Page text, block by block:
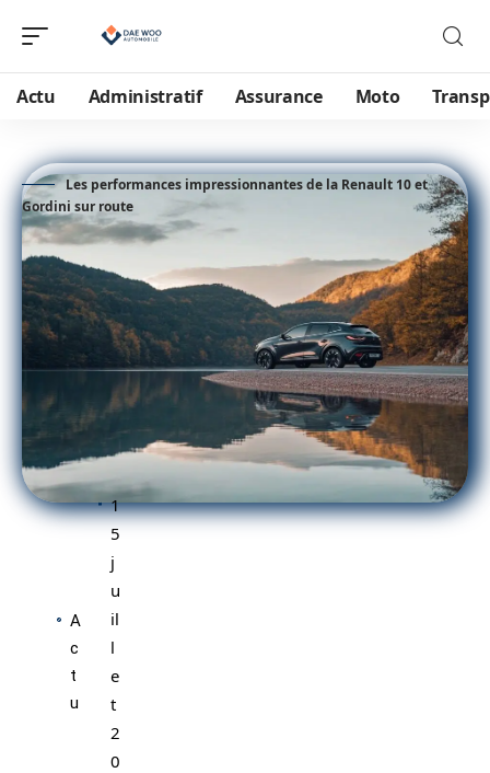
Actu Administratif Assurance Moto
Les performances impressionnantes de la Renault 10 et
Gordini sur route
A
c
t
u
1
5
j
u
il
l
e
t
2
0